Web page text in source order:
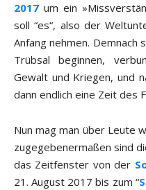
2017 um ein
soll “es“, also der
Anfang nehmen. Demnach
Trübsal beginnen,
Gewalt und Kriegen, und
dann endlich eine Zeit des
Nun mag man über Leute
zugegebenermaßen sind
das Zeitfenster von der
21. August 2017 bis zum “